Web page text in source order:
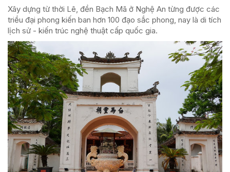
Xây dựng từ thời Lê, đền Bạch Mã ở Nghệ An từng được các
triều đại phong kiến ban hơn 100 đạo sắc phong, nay là di tích
lịch sử - kiến trúc nghệ thuật cấp quốc gia.